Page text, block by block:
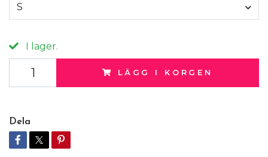
S
I lager.
LÄGG I KORGEN
Dela